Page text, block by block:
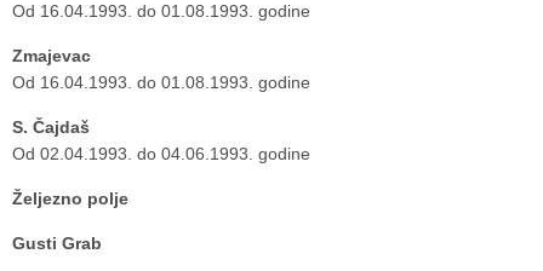
Od 16.04.1993. do 01.08.1993. godine
Zmajevac
Od 16.04.1993. do 01.08.1993. godine
S. Čajdaš
Od 02.04.1993. do 04.06.1993. godine
Željezno polje
Gusti Grab